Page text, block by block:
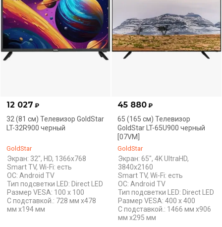
12 027 ₽
32 (81 см) Телевизор GoldStar
LT-32R900 черный
GoldStar
Экран: 32", HD, 1366x768
Smart TV, Wi-Fi: есть
ОС: Android TV
Тип подсветки LED: Direct LED
Размер VESA: 100 x 100
С подставкой.: 728 мм х478
мм x194 мм
45 880 ₽
65 (165 см) Телевизор
GoldStar LT-65U900 черный
[07VM]
GoldStar
Экран: 65", 4K UltraHD,
3840x2160
Smart TV, Wi-Fi: есть
ОС: Android TV
Тип подсветки LED: Direct LED
Размер VESA: 400 x 400
С подставкой.: 1466 мм х906
мм x295 мм